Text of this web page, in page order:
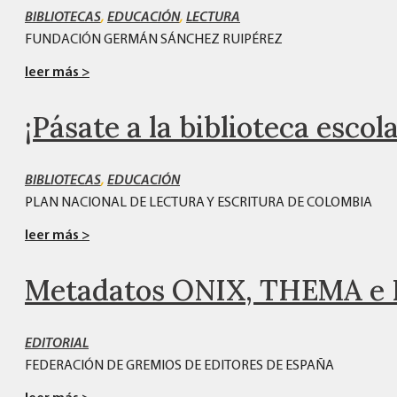
BIBLIOTECAS, EDUCACIÓN, LECTURA
FUNDACIÓN GERMÁN SÁNCHEZ RUIPÉREZ
leer más >
¡Pásate a la biblioteca
BIBLIOTECAS, EDUCACIÓN
PLAN NACIONAL DE LECTURA Y ESCRITURA DE COLOMBIA
leer más >
Metadatos ONIX, THEMA e
EDITORIAL
FEDERACIÓN DE GREMIOS DE EDITORES DE ESPAÑA